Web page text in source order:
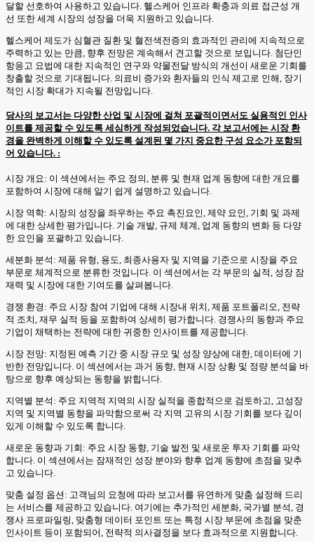
달할 선호하여 사용하고 있습니다. 헬스케어 인프라 확충과 의료 접근성 개
선 또한 세계 시장의 성장을 더욱 지원하고 있습니다.
헬스케어 제도가 심혈관 질환 및 혈전색전증의 효과적인 관리에 지속적으로
주력하고 있는 만큼, 향후 전망은 계속해서 견고할 것으로 보입니다. 첨단인
항응고 요법에 대한 지속적인 연구와 약물전달 방식의 개선이 새로운 기회를
창출할 것으로 기대됩니다. 의료비 증가와 환자들의 인식 제고로 인해, 장기
적인 시장 확대가 지속될 전망입니다.
당사의 보고서는 다양한 산업 및 시장에 걸쳐 포괄적이면서도 실용적인 인사
이트를 제공할 수 있도록 세심하게 작성되었습니다. 각 보고서에는 시장 환
경을 완벽하게 이해할 수 있도록 설계된 몇 가지 중요한 구성 요소가 포함되
어 있습니다. :
시장 개요: 이 섹션에서는 주요 정의, 분류 및 현재 업계 동향에 대한 개요를
포함하여 시장에 대해 알기 쉽게 설명하고 있습니다.
시장 역학: 시장의 성장을 좌우하는 주요 촉진요인, 제약 요인, 기회 및 과제
에 대한 상세한 평가입니다. 기술 개발, 규제 체계, 업계 동향의 변화 등 다양
한 요인을 포괄하고 있습니다.
세분화 분석: 제품 유형, 용도, 최종사용자 및 지역을 기준으로 시장을 주요
부문로 체계적으로 분류한 것입니다. 이 섹션에서는 각 부문의 실적, 성장 잠
재력 및 시장에 대한 기여도를 살펴봅니다.
경쟁 환경: 주요 시장 참여 기업에 대해 시장내 위치, 제품 포트폴리오, 전략
적 조치, 재무 실적 등을 포함하여 상세히 평가합니다. 경쟁사의 동향과 주요
기업이 채택하는 전략에 대한 귀중한 인사이트를 제공합니다.
시장 전망: 지정된 예측 기간 중 시장 규모 및 성장 양상에 대한, 데이터에 기
반한 전망입니다. 이 섹션에서는 과거 동향, 현재 시장 상황 및 정량 분석을 바
탕으로 향후 예상되는 동향을 밝힙니다.
지역별 분석: 주요 지역적 지역의 시장 실적을 종합적으로 검토하고, 고성장
지역 및 지역별 동향을 파악함으로써 각 지역 고유의 시장 기회를 보다 깊이
있게 이해할 수 있도록 합니다.
새로운 동향과 기회: 주요 시장 동향, 기술 발전 및 새로운 투자 기회를 파악
합니다. 이 섹션에서는 잠재적인 성장 분야와 향후 업계 동향에 초점을 맞추
고 있습니다.
맞춤 설정 옵션: 고객님의 요청에 따라 보고서를 유연하게 맞춤 설정해 드리
는 서비스를 제공하고 있습니다. 여기에는 추가적인 세분화, 국가별 분석, 경
쟁사 프로파일링, 맞춤형 데이터 포인트 또는 특정 시장 부문에 초점을 맞춘
인사이트 등이 포함되어, 전략적 의사결정을 보다 효과적으로 지원합니다.